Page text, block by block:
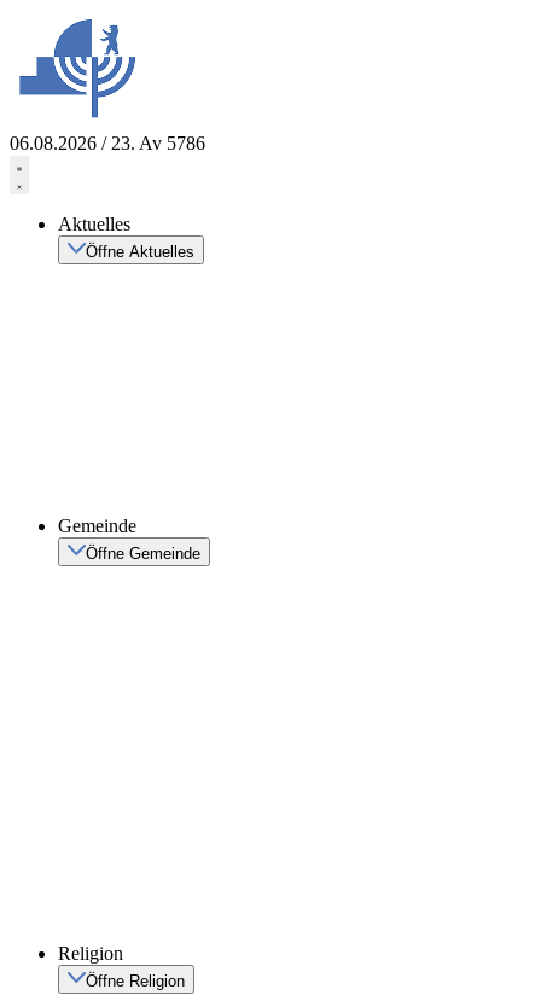
springen
06.08.2026 / 23. Av 5786
Aktuelles
Öffne Aktuelles
Gemeinde
Öffne Gemeinde
Religion
Öffne Religion